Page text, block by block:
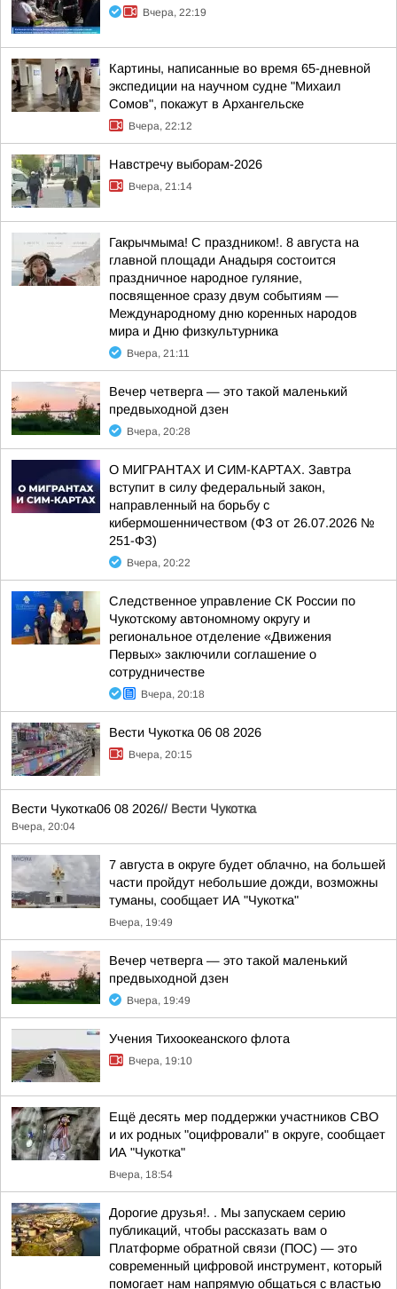
Вчера, 22:19
Картины, написанные во время 65-дневной
экспедиции на научном судне "Михаил
Сомов", покажут в Архангельске
Вчера, 22:12
Навстречу выборам-2026
Вчера, 21:14
Гакрычмыма! С праздником!. 8 августа на
главной площади Анадыря состоится
праздничное народное гуляние,
посвященное сразу двум событиям —
Международному дню коренных народов
мира и Дню физкультурника
Вчера, 21:11
Вечер четверга — это такой маленький
предвыходной дзен
Вчера, 20:28
О МИГРАНТАХ И СИМ-КАРТАХ. Завтра
вступит в силу федеральный закон,
направленный на борьбу с
кибермошенничеством (ФЗ от 26.07.2026 №
251-ФЗ)
Вчера, 20:22
Следственное управление СК России по
Чукотскому автономному округу и
региональное отделение «Движения
Первых» заключили соглашение о
сотрудничестве
Вчера, 20:18
Вести Чукотка 06 08 2026
Вчера, 20:15
Вести Чукотка06 08 2026// Вести Чукотка
Вчера, 20:04
7 августа в округе будет облачно, на большей
части пройдут небольшие дожди, возможны
туманы, сообщает ИА "Чукотка"
Вчера, 19:49
Вечер четверга — это такой маленький
предвыходной дзен
Вчера, 19:49
Учения Тихоокеанского флота
Вчера, 19:10
Ещё десять мер поддержки участников СВО
и их родных "оцифровали" в округе, сообщает
ИА "Чукотка"
Вчера, 18:54
Дорогие друзья!. . Мы запускаем серию
публикаций, чтобы рассказать вам о
Платформе обратной связи (ПОС) — это
современный цифровой инструмент, который
помогает нам напрямую общаться с властью